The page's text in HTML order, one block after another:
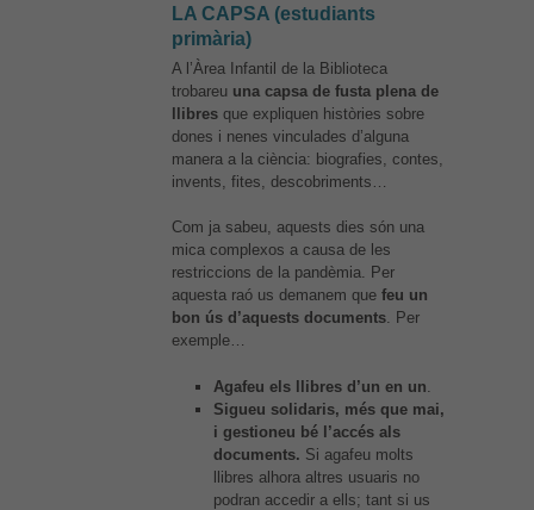
LA CAPSA (estudiants
primària)
A l’Àrea Infantil de la Biblioteca
trobareu una capsa de fusta plena de
llibresque expliquen històries sobre
dones i nenes vinculades d’alguna
manera a la ciència: biografies, contes,
invents, fites, descobriments…
Com ja sabeu, aquests dies són una
mica complexos a causa de les
restriccions de la pandèmia. Per
aquesta raó us demanem quefeu un
bon ús d’aquests documents. Per
exemple…
Agafeu els llibres d’un en un
Sigueu solidaris, més que mai,
i gestioneu bé l’accés als
documents. Si agafeu molts
llibres alhora altres usuaris no
podran accedir a ells; tant si us
Necessàries
són
opcionals,
són
necessàries
per al bon
funcionament
Estadístiques
Per a millorar
la nostra web
cookies.
Experiència
Per tal que el